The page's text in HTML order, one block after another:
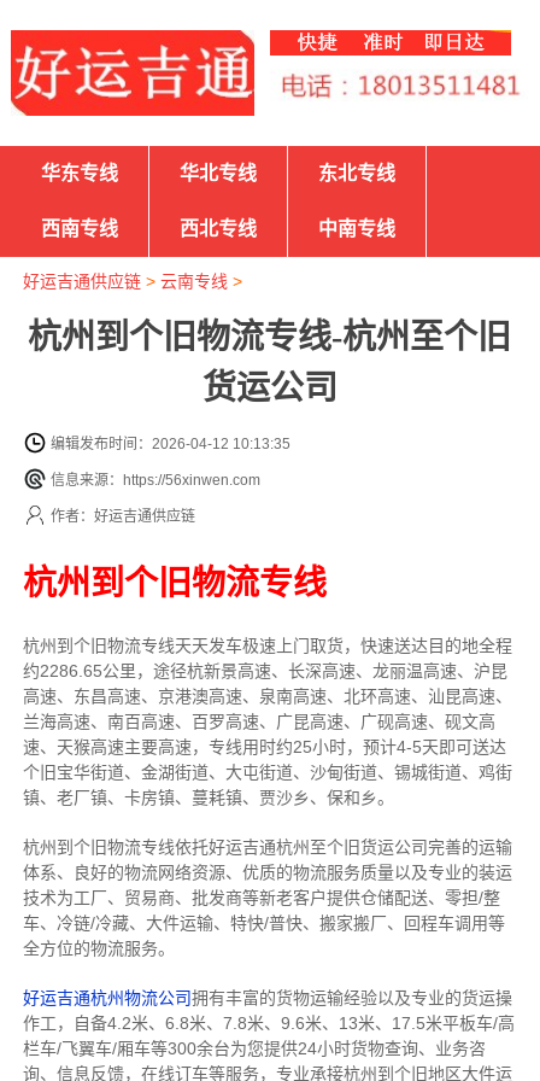
华东专线 华北专线 东北专线
西南专线 西北专线 中南专线
好运吉通供应链> 云南专线 >
杭州到个旧物流专线-杭州至个旧
货运公司
编辑发布时间：2026-04-12 10:13:35
信息来源：https://56xinwen.com
作者：好运吉通供应链
杭州到个旧物流专线
杭州到个旧物流专线天天发车极速上门取货，快速送达目的地全程
约2286.65公里，途径杭新景高速、长深高速、龙丽温高速、沪昆
高速、东昌高速、京港澳高速、泉南高速、北环高速、汕昆高速、
兰海高速、南百高速、百罗高速、广昆高速、广砚高速、砚文高
速、天猴高速主要高速，专线用时约25小时，预计4-5天即可送达
个旧宝华街道、金湖街道、大屯街道、沙甸街道、锡城街道、鸡街
镇、老厂镇、卡房镇、蔓耗镇、贾沙乡、保和乡。
杭州到个旧物流专线依托好运吉通杭州至个旧货运公司完善的运输
体系、良好的物流网络资源、优质的物流服务质量以及专业的装运
技术为工厂、贸易商、批发商等新老客户提供仓储配送、零担/整
车、冷链/冷藏、大件运输、特快/普快、搬家搬厂、回程车调用等
全方位的物流服务。
好运吉通杭州物流公司拥有丰富的货物运输经验以及专业的货运操
作工，自备4.2米、6.8米、7.8米、9.6米、13米、17.5米平板车/高
栏车/飞翼车/厢车等300余台为您提供24小时货物查询、业务咨
询、信息反馈，在线订车等服务， 专业承接杭州到个旧地区大件运